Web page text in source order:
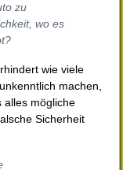
zu
wo es
wie viele
machen,
alles mögliche
Sicherheit